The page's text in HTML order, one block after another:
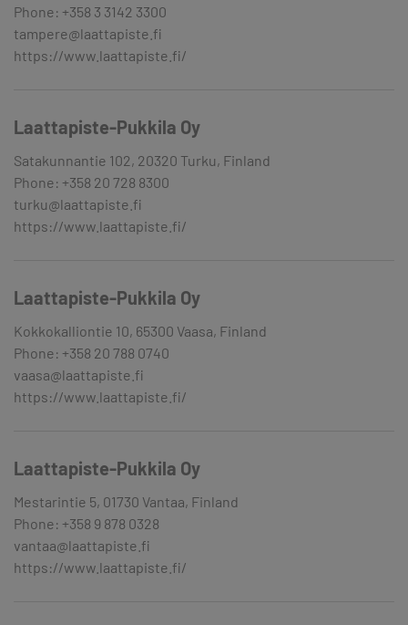
Phone: +358 3 3142 3300
tampere@laattapiste.fi
https://www.laattapiste.fi/
Laattapiste-Pukkila Oy
Satakunnantie 102, 20320 Turku, Finland
Phone: +358 20 728 8300
turku@laattapiste.fi
https://www.laattapiste.fi/
Laattapiste-Pukkila Oy
Kokkokalliontie 10, 65300 Vaasa, Finland
Phone: +358 20 788 0740
vaasa@laattapiste.fi
https://www.laattapiste.fi/
Laattapiste-Pukkila Oy
Mestarintie 5, 01730 Vantaa, Finland
Phone: +358 9 878 0328
vantaa@laattapiste.fi
https://www.laattapiste.fi/